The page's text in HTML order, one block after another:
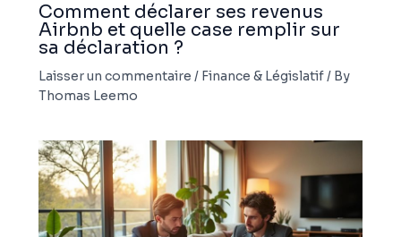
Comment déclarer ses revenus
Airbnb et quelle case remplir sur
sa déclaration ?
Laisser un commentaire / Finance & Législatif/ By
Thomas Leemo